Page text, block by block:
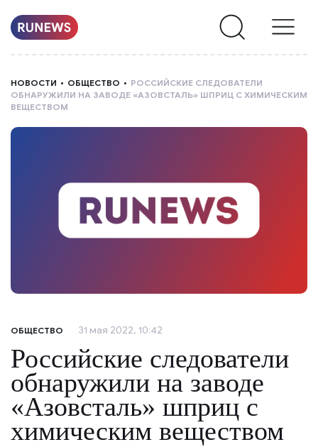
РУБРИКИ
НОВОСТИ ОБЩЕСТВО
РОССИЙСКИЕ СЛЕДОВАТЕЛИ
ОБНАРУЖИЛИ НА ЗАВОДЕ «АЗОВСТАЛЬ» ШПРИЦ С ХИМИЧЕСКИМ
ВЕЩЕСТВОМ
ОБЩЕСТВО 31 мая 2022, 10:42
Российские следователи
обнаружили на заводе
«Азовсталь» шприц с
химическим веществом